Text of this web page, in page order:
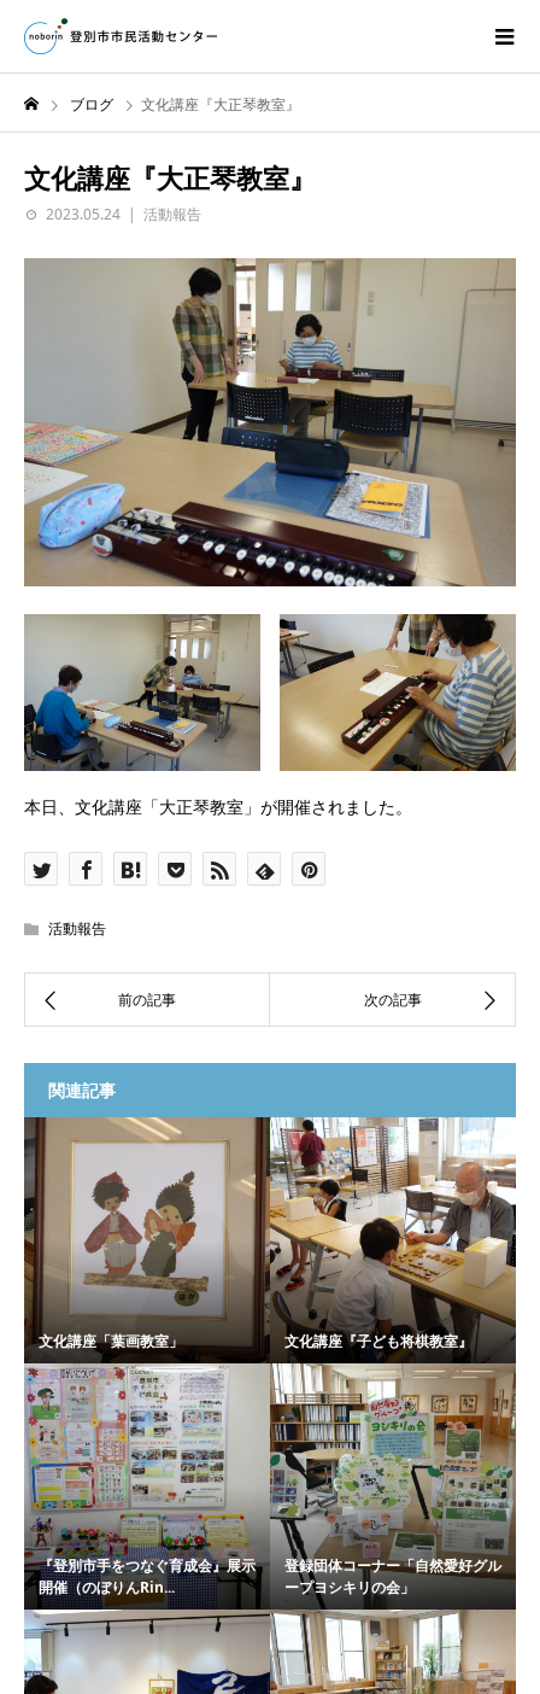
ブログ 文化講座『大正琴教室』
文化講座『大正琴教室』
2023.05.24 活動報告
本日、文化講座「大正琴教室」が開催されました。
活動報告
関連記事
文化講座「葉画教室」 文化講座『子ども将棋教室』
『登別市手をつなぐ育成会』展示
開催（のぼりんRin...
登録団体コーナー「自然愛好グル
ープヨシキリの会」